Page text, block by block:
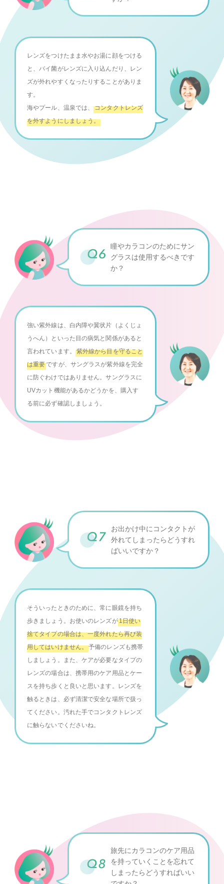
レンズをつけたまま水やお湯に顔をつける
と、バイ菌がレンズに入り込んだり、レン
ズが外れやすくなったりすることがありま
す。
海やプール、温泉では、コンタクトレンズ
を外すようにしましょう。
瞳やカラコンのためにサン
グラスは使用するべきです
か？
強い紫外線は、白内障や翼状片（よくじょ
うへん）といった目の病気と関係があると
言われています。
紫外線から目を守ること
は重要ですが、サングラスが紫外線を完全
に防ぐわけではありません。サングラスに
UVカット機能があるかどうかを、購入す
る前に必ず確認しましょう。
お出かけ中にコンタクトが
外れてしまったら どうすれ
ばいいですか？
そういったときのために、常に眼鏡を持ち
歩きましょう。お使いのレンズが1日使い
捨てタイプの場合は、一度外れたら再び装
用してはいけません。予備のレンズも携帯
しましょう。また、ケアが必要なタイプの
レンズの場合は、携帯用のケア用品とケー
スを持ち歩くと良いと思います。レンズを
触るときは、必ず清潔で安全な場所で扱っ
てください。汚れた手でコンタクトレンズ
に触らないでくださいね。
旅先にカラコンのケア用品
を持っていくことを忘れて
しまったらどうすればいい